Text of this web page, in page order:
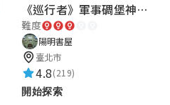
★★★★★
《巡行者》軍事碉堡神秘探索｜陽明書屋實境遊戲
難度
陽明書屋
臺北市
4.8(219)
開始探索